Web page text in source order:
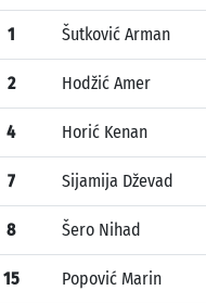
1 Šutković Arman
2 Hodžić Amer
4 Horić Kenan
7 Sijamija Dževad
8 Šero Nihad
15 Popović Marin